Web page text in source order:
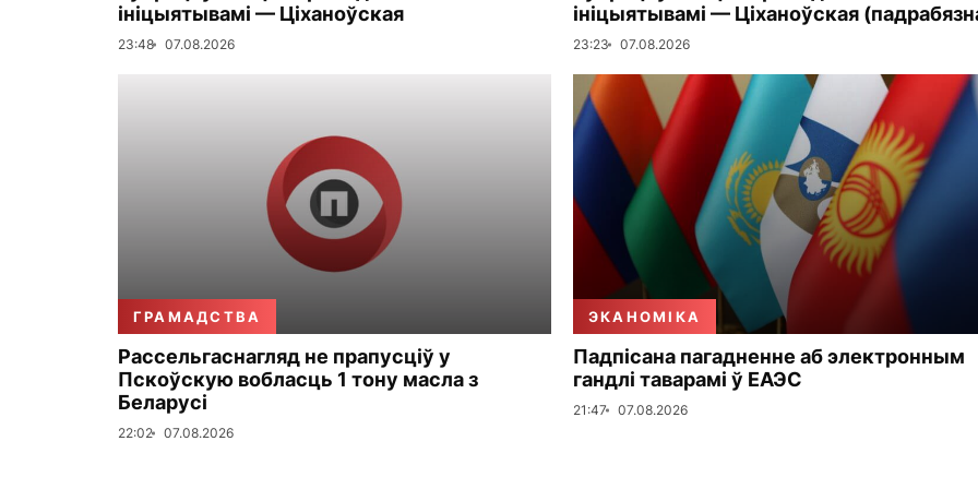
ініцыятывамі — Ціханоўская
23:48 07.08.2026
ініцыятывамі — Ціханоўская
23:23 07.08.2026
ГРАМАДСТВА
Рассельгаснагляд не прапусціў у
Пскоўскую вобласць 1 тону масла з
Беларусі
22:02 07.08.2026
ЭКАНОМІКА
Падпісана пагадненне аб электронным
гандлі таварамі ў ЕАЭС
21:47 07.08.2026